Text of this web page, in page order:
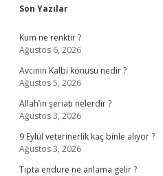
Sidebar
Son Yazılar
Kum ne renktir ?
Ağustos 6, 2026
Avcının Kalbi konusu nedir ?
Ağustos 5, 2026
Allah’ın şeriatı nelerdir ?
Ağustos 3, 2026
9 Eylül veterinerlik kaç binle alıyor ?
Ağustos 3, 2026
Tıpta endure ne anlama gelir ?